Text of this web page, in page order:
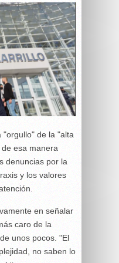
"orgullo" de la "alta
esa manera
denuncias por la
y los valores
en señalar
caro de la
unos pocos. "El
no saben lo